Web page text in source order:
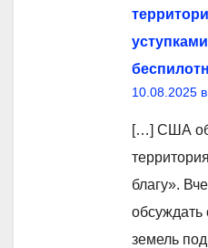
10.08.2025
[…] США
благу».
обсуждать
земель